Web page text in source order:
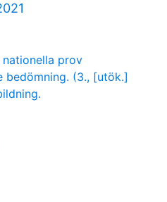
prov
bedömning. (3., [utök.]